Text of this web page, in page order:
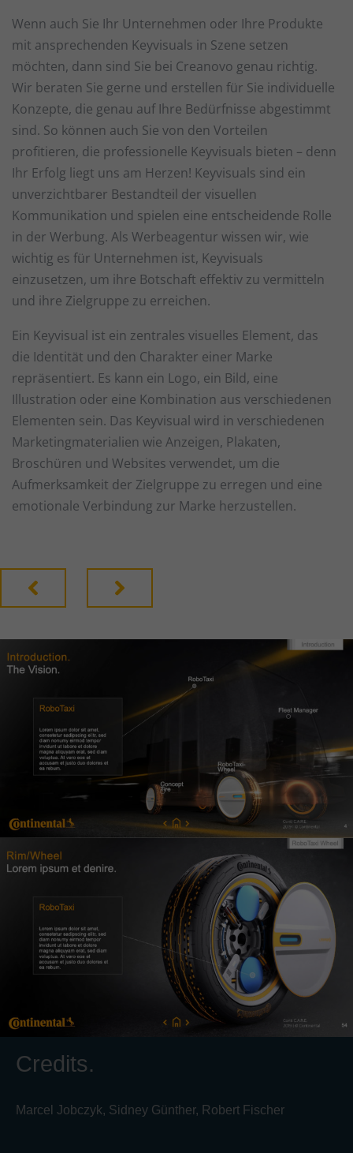
Wenn auch Sie Ihr Unternehmen oder Ihre Produkte
mit ansprechenden Keyvisuals in Szene setzen
möchten, dann sind Sie bei Creanovo genau richtig.
Wir beraten Sie gerne und erstellen für Sie individuelle
Konzepte, die genau auf Ihre Bedürfnisse abgestimmt
sind. So können auch Sie von den Vorteilen
profitieren, die professionelle Keyvisuals bieten – denn
Ihr Erfolg liegt uns am Herzen! Keyvisuals sind ein
unverzichtbarer Bestandteil der visuellen
Kommunikation und spielen eine entscheidende Rolle
in der Werbung. Als Werbeagentur wissen wir, wie
wichtig es für Unternehmen ist, Keyvisuals
einzusetzen, um ihre Botschaft effektiv zu vermitteln
und ihre Zielgruppe zu erreichen.
Ein Keyvisual ist ein zentrales visuelles Element, das
die Identität und den Charakter einer Marke
repräsentiert. Es kann ein Logo, ein Bild, eine
Illustration oder eine Kombination aus verschiedenen
Elementen sein. Das Keyvisual wird in verschiedenen
Marketingmaterialien wie Anzeigen, Plakaten,
Broschüren und Websites verwendet, um die
Aufmerksamkeit der Zielgruppe zu erregen und eine
emotionale Verbindung zur Marke herzustellen.
Zurück Nächster
Credits.
Marcel Jobczyk, Sidney Günther, Robert Fischer